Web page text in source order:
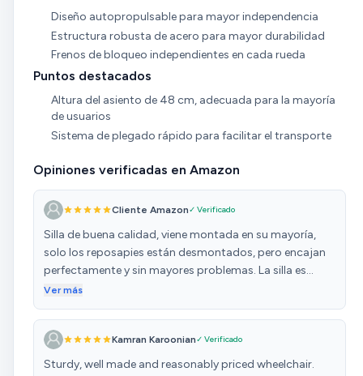
Diseño autopropulsable para mayor independencia
Estructura robusta de acero para mayor durabilidad
Frenos de bloqueo independientes en cada rueda
Puntos destacados
Altura del asiento de 48 cm, adecuada para la mayoría
de usuarios
Sistema de plegado rápido para facilitar el transporte
Opiniones verificadas en Amazon
Cliente Amazon✓ Verificado
Silla de buena calidad, viene montada en su mayoría,
solo los reposapies están desmontados, pero encajan
perfectamente y sin mayores problemas. La silla es
cómoda, se desmonta casi todo para facilitar el
y además cuenta con cinturón. Los frenos además son
independientes, cada rueda tiene el suyo, y muerden
fuertemente la rueda impidiendo su movimiento. La
Ver más
Kamran Karoonian✓ Verificado
Sturdy, well made and reasonably priced wheelchair.